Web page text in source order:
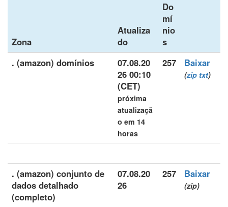
Zona
Atualiza
do
Do
mí
nio
s
. (amazon) domínios
07.08.20
26 00:10
(CET)
próxima
atualizaçã
o em 14
horas
257 Baixar
(zip txt)
. (amazon) conjunto de
dados detalhado
(completo)
07.08.20
26
257 Baixar
(zip)